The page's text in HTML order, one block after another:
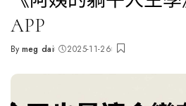
APP
Posted
By meg dai 2025-11-26